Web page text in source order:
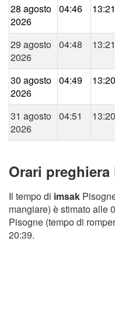
28 agosto
2026
04:46 13:21
29 agosto
2026
04:48 13:21
30 agosto
2026
04:49 13:20
31 agosto
2026
04:51 13:20
Orari
Il tempo di imsak
mangiare) è stimato alle
Pisogne (tempo di
20:39.